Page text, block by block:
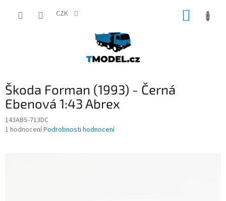
CZK
Škoda Forman (1993) - Černá
Ebenová 1:43 Abrex
143ABS-713DC
Průměrné
1 hodnoceníPodrobnosti hodnocení